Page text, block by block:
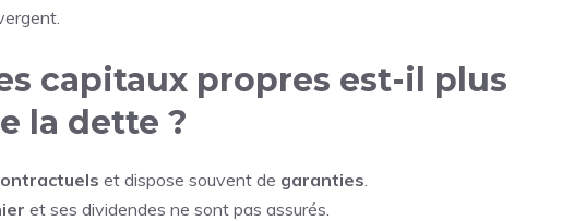
capitaux propres est-il plus
la dette ?
et dispose souvent de garanties.
et ses dividendes ne sont pas assurés.